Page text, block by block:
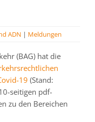
ADN | Meldungen
(BAG) hat die
19 (Stand:
seitigen pdf-
zu den Bereichen